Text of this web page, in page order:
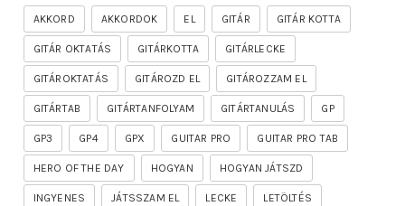
AKKORD AKKORDOK EL GITÁR GITÁR KOTTA
GITÁR OKTATÁS GITÁRKOTTA GITÁRLECKE
GITÁROKTATÁS GITÁROZD EL GITÁROZZAM EL
GITÁRTAB GITÁRTANFOLYAM GITÁRTANULÁS GP
GP3 GP4 GPX GUITAR PRO GUITAR PRO TAB
HERO OF THE DAY HOGYAN HOGYAN JÁTSZD
INGYENES JÁTSSZAM EL LECKE LETÖLTÉS